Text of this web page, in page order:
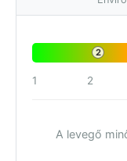
2
1 2
A levegő